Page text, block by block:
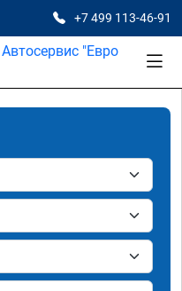
+7 499 113-46-91